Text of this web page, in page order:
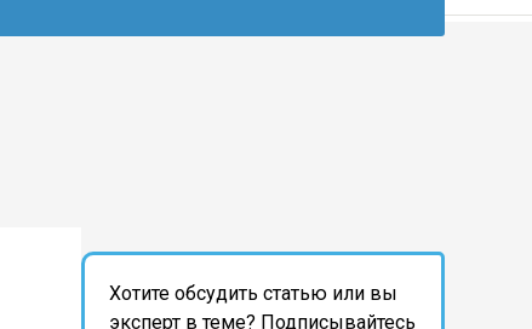
Хотите обсудить статью или вы
эксперт в теме? Подписывайтесь